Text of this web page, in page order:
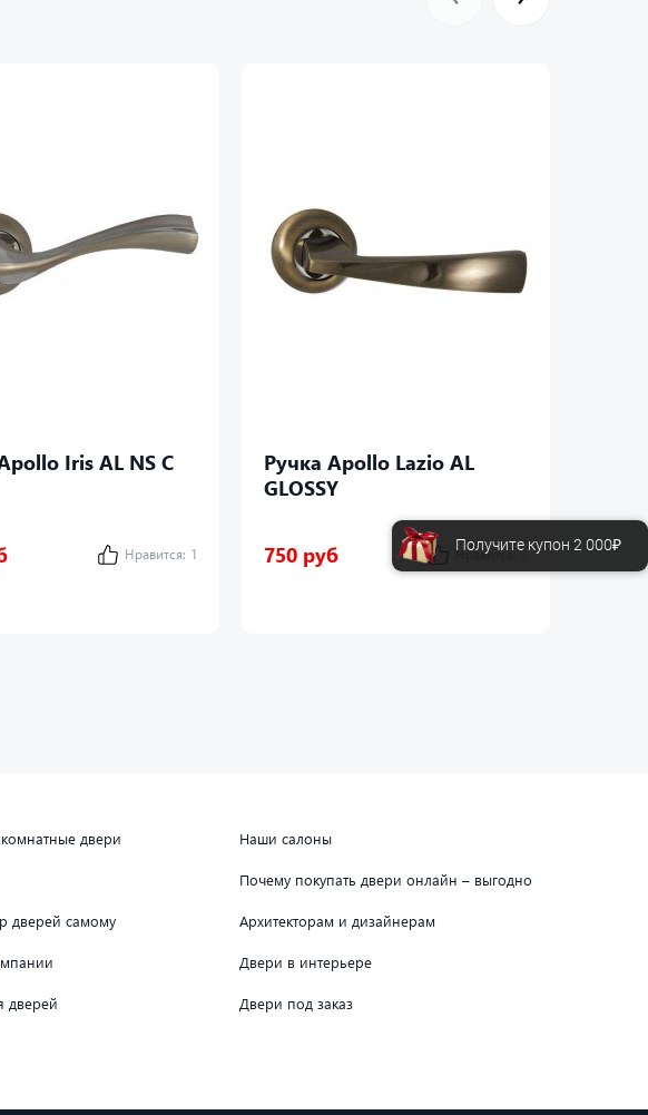
Iris AL NS C
Нравится: 1
Ручка Apollo Lazio AL
GLOSSY
750 руб Нравится: 1 750
двери Наши салоны
Почему покупать двери онлайн – выгодно
дверей самому Архитекторам и дизайнерам
Двери в интерьере
дверей Двери под заказ
Получите купон 2 000₽